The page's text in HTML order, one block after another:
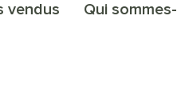
vendus qui